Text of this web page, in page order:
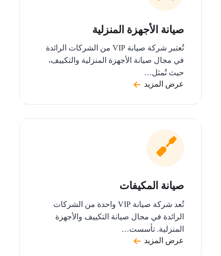
صيانة الأجهزة المنزلية
تُعتبر شركة صيانة VIP من الشركات الرائدة
في مجال صيانة الأجهزة المنزلية والتكييف،
حيث تُمثل…
عرض المزيد
صيانة المكيفات
تُعد شركة صيانة VIP واحدة من الشركات
الرائدة في مجال صيانة التكييف والأجهزة
المنزلية. تأسست…
عرض المزيد